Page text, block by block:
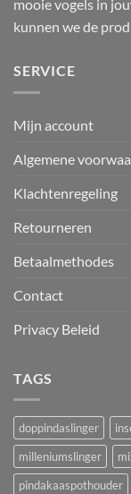
mooie vogels in
kunnen we de
SERVICE
Mijn account
Algemene
Klachtenregeling
Retourneren
Betaalmethodes
Contact
Privacy Beleid
TAGS
doppindaslinger
milleniumslinger
pindakaaspothouder